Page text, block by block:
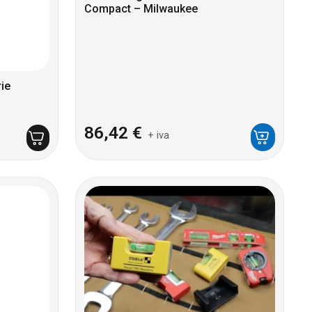
Compact – Milwaukee
86,42 € + iva